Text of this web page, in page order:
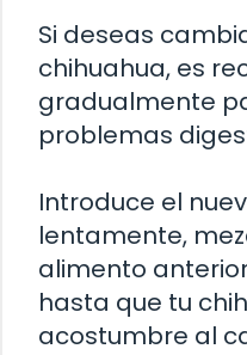
Si deseas
chihuahua, es
gradualmente
problemas
Introduce el
lentamente,
alimento
hasta que tu
acostumbre al